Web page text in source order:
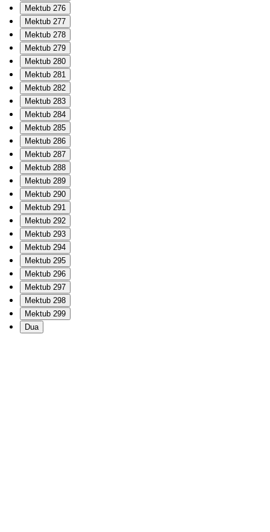
Mektub 276
Mektub 277
Mektub 278
Mektub 279
Mektub 280
Mektub 281
Mektub 282
Mektub 283
Mektub 284
Mektub 285
Mektub 286
Mektub 287
Mektub 288
Mektub 289
Mektub 290
Mektub 291
Mektub 292
Mektub 293
Mektub 294
Mektub 295
Mektub 296
Mektub 297
Mektub 298
Mektub 299
Dua